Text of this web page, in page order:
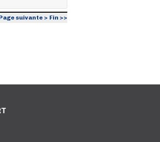
suivante > Fin >>